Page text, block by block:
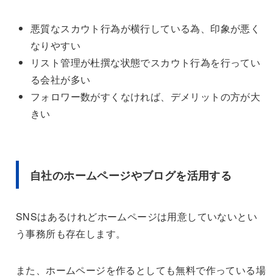
悪質なスカウト行為が横行している為、印象が悪く
なりやすい
リスト管理が杜撰な状態でスカウト行為を行ってい
る会社が多い
フォロワー数がすくなければ、デメリットの方が大
きい
自社のホームページやブログを活用する
SNSはあるけれどホームページは用意していないとい
う事務所も存在します。
また、ホームページを作るとしても無料で作っている場